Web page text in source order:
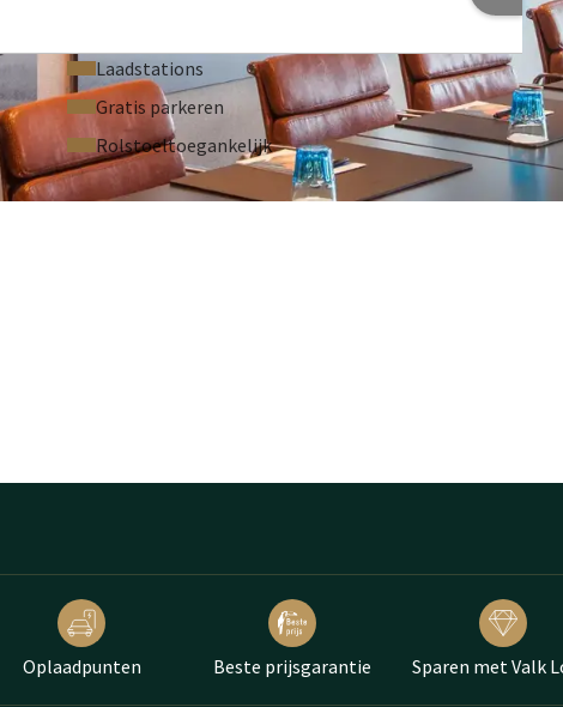
Laadstations
Gratis parkeren
Rolstoeltoegankelijk
Oplaadpunten Beste prijsgarantie Sparen met Valk